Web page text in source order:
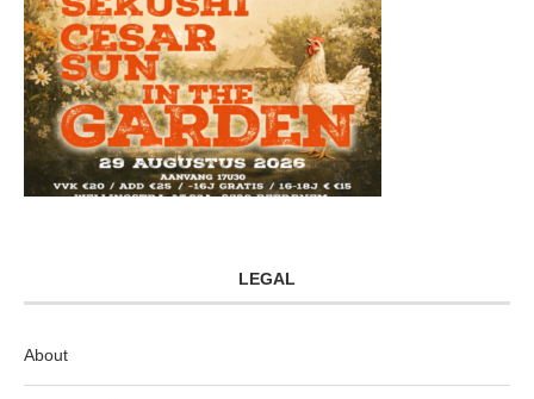
LEGAL
About